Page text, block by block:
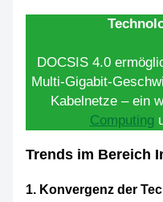
DOCSIS 4.0
Multi-Gigabit-
Kabelnetze – ein
Computing
Trends im Bereich
1. Konvergenz der